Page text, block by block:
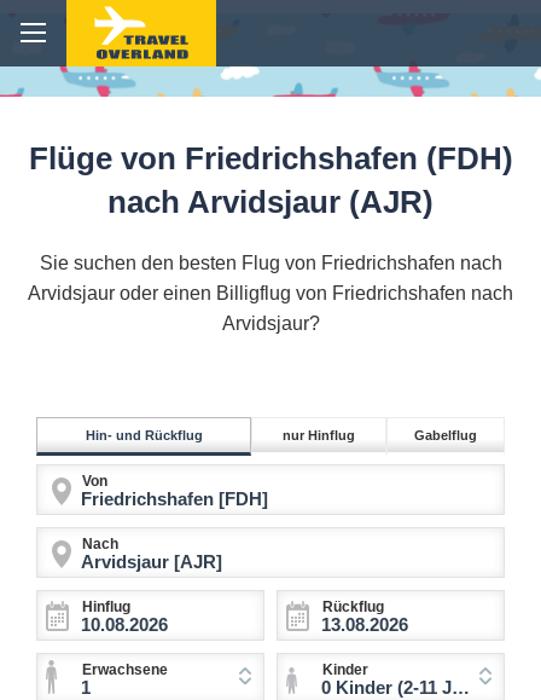
Flüge von Friedrichshafen (FDH)
nach Arvidsjaur (AJR)
Sie suchen den besten Flug von Friedrichshafen nach
Arvidsjaur oder einen Billigflug von Friedrichshafen nach
Arvidsjaur?
Hin- und Rückflug nur Hinflug Gabelflug
Von
Nach
Hinflug Rückflug
Erwachsene
1
Kinder
0 Kinder (2-11 Jahre)